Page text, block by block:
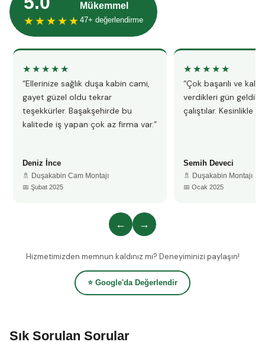
★★★★★
Mükemmel
47+ değerlendirme
★★★★★
“Ellerinize sağlık duşa kabin cami,
gayet güzel oldu tekrar
teşekkürler. Başakşehirde bu
kalitede iş yapan çok az firma var.”
Deniz İnce
🚿 Duşakabin Cam Montajı
📅 Şubat 2025
★★★★★
“Çok başarılı ve
verdikleri gün
çalıştılar. Kesinlikle
Semih Deveci
🚿 Duşakabin Montajı
📅 Ocak 2025
← →
Hizmetimizden memnun kaldınız mı? Deneyiminizi paylaşın!
⭐ Google'da Değerlendir
Sık Sorulan Sorular